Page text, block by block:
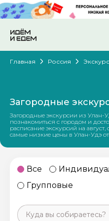
Главная Россия
Загородные
Загородные экскурсии из Улан-
познакомиться с городом и
расписание экскурсий на
самые низкие цены в Улан-Удэ от
Все
Групповые